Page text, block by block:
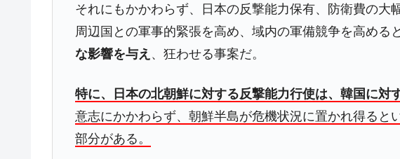
それにもかかわらず、日本の反撃能力保有、防衛費の大
周辺国との軍事的緊張を高め、域内の軍備競争を高める
な影響を与え 、狂わせる事案だ。
特に、日本の北朝鮮に対する反撃能力行使は、韓国に対
意志にかかわらず、朝鮮半島が危機状況に置かれ得ると
部分がある。